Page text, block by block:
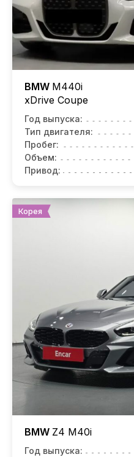
BMW M440i
xDrive Coupe
Год выпуска:
Тип двигателя:
Пробег:
Объем:
Привод:
Корея
BMW Z4 M40i
Год выпуска: